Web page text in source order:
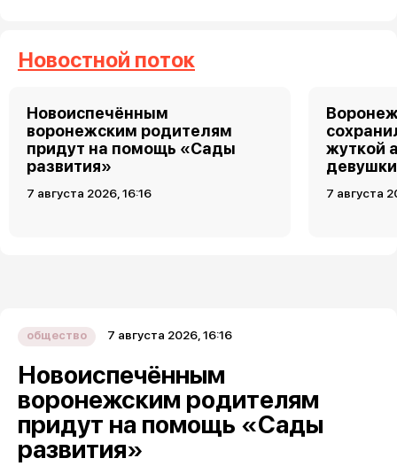
Новостной поток
Новоиспечённым
воронежским родителям
придут на помощь «Сады
развития»
7 августа 2026, 16:16
жуткой
девушки
7 августа
общество 7 августа 2026, 16:16
Новоиспечённым
воронежским родителям
придут на помощь «Сады
развития»